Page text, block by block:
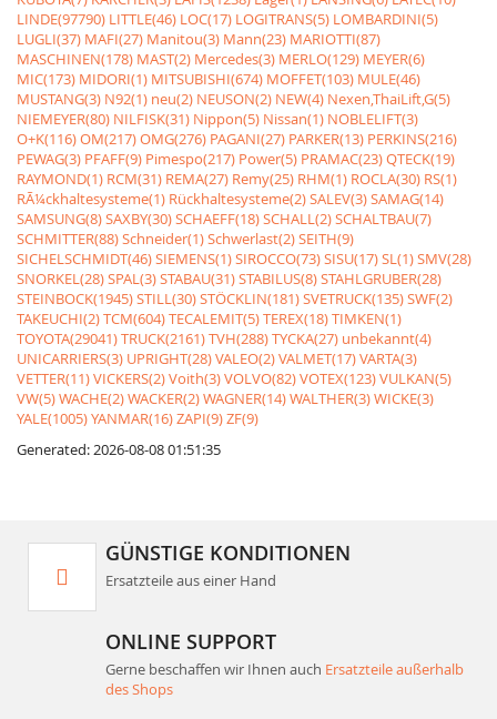
LINDE(97790) LITTLE(46) LOC(17) LOGITRANS(5) LOMBARDINI(5)
LUGLI(37) MAFI(27) Manitou(3) Mann(23) MARIOTTI(87)
MASCHINEN(178) MAST(2) Mercedes(3) MERLO(129) MEYER(6)
MIC(173) MIDORI(1) MITSUBISHI(674) MOFFET(103) MULE(46)
MUSTANG(3) N92(1) neu(2) NEUSON(2) NEW(4) Nexen,ThaiLift,G(5)
NIEMEYER(80) NILFISK(31) Nippon(5) Nissan(1) NOBLELIFT(3)
O+K(116)OM(217)OMG(276) PAGANI(27) PARKER(13) PERKINS(216)
PEWAG(3) PFAFF(9) Pimespo(217) Power(5) PRAMAC(23)QTECK(19)
RAYMOND(1) RCM(31) REMA(27) Remy(25) RHM(1) ROCLA(30) RS(1)
RÃ¼ckhaltesysteme(1) Rückhaltesysteme(2)SALEV(3)SAMAG(14)
SAMSUNG(8)SAXBY(30)SCHAEFF(18)SCHALL(2)SCHALTBAU(7)
SCHMITTER(88)Schneider(1)Schwerlast(2)SEITH(9)
SICHELSCHMIDT(46)SIEMENS(1)SIROCCO(73)SISU(17)SL(1)SMV(28)
SNORKEL(28)SPAL(3)STABAU(31)STABILUS(8)STAHLGRUBER(28)
STEINBOCK(1945)STILL(30)STÖCKLIN(181)SVETRUCK(135)SWF(2)
TAKEUCHI(2)TCM(604)TECALEMIT(5)TEREX(18)TIMKEN(1)
TOYOTA(29041)TRUCK(2161)TVH(288)TYCKA(27) unbekannt(4)
UNICARRIERS(3) UPRIGHT(28)VALEO(2)VALMET(17)VARTA(3)
VETTER(11)VICKERS(2)Voith(3)VOLVO(82)VOTEX(123)VULKAN(5)
VW(5)WACHE(2)WACKER(2)WAGNER(14)WALTHER(3)WICKE(3)
YALE(1005)YANMAR(16)ZAPI(9)ZF(9)
Generated: 2026-08-08 01:51:35
GÜNSTIGE KONDITIONEN
Ersatzteile aus einer Hand
ONLINE SUPPORT
Gerne beschaffen wir Ihnen auch Ersatzteile außerhalb
des Shops